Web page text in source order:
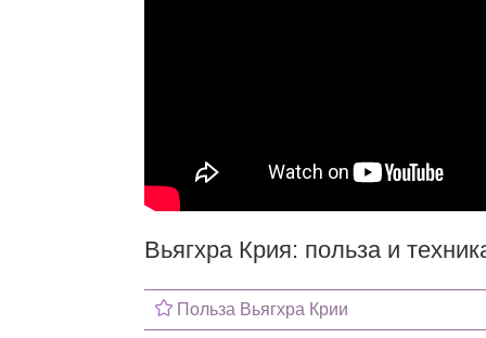
Вьягхра Крия: польза и
Польза Вьягхра Крии